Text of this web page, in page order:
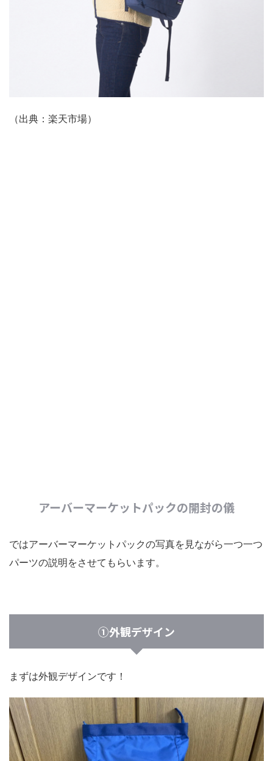
（出典：楽天市場）
アーバーマーケットパックの開封の儀
ではアーバーマーケットパックの写真を見ながら一つ一つ
パーツの説明をさせてもらいます。
①外観デザイン
まずは外観デザインです！